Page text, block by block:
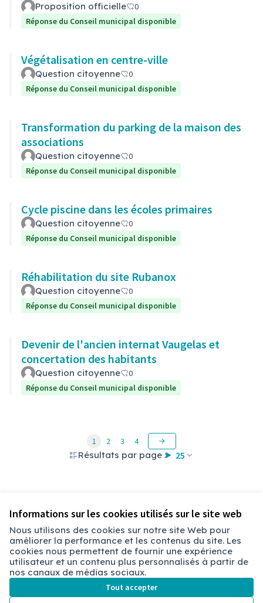
Informations sur les cookies utilisés sur le site web
Nous utilisons des cookies sur notre site Web pour
améliorer la performance et les contenus du site. Les
cookies nous permettent de fournir une expérience
utilisateur et un contenu plus personnalisés à partir de
nos canaux de médias sociaux.
Tout accepter
Proposition officielle
0
Réponse du Conseil municipal disponible
Végétalisation en centre-ville
Question citoyenne
0
Réponse du Conseil municipal disponible
Transformation du parking de la maison des
associations
Question citoyenne
0
Réponse du Conseil municipal disponible
Cycle piscine dans les écoles primaires
Question citoyenne
0
Réponse du Conseil municipal disponible
Réhabilitation du site Rubanox
Question citoyenne
0
Réponse du Conseil municipal disponible
Devenir de l'ancien internat Vaugelas et
concertation des habitants
Question citoyenne
0
Réponse du Conseil municipal disponible
Résultats par page : 25
1 2 3 4
Conditions d'utilisation
Paramètres des cookies
Chambéry sur X
(Lien externe)
Chambéry sur Facebook
Chambéry sur Instagram